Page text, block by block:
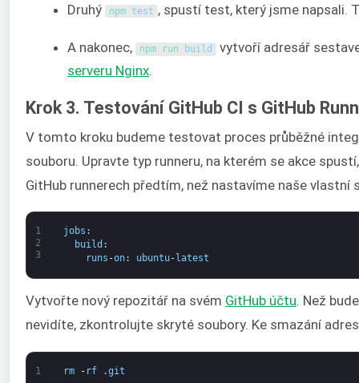
Druhý npm test , spustí test, který jsme napsali.
A nakonec, npm run build vytvoří adresář
serveru Nginx.
Krok 3. Testování GitHub CI s GitHub
V tomto kroku budeme testovat proces průběžné
souboru. Upravte typ runneru, na kterém se akce
GitHub runnerech předtím, než nastavíme naše vlastní
1
2
3
jobs :
build :
runs -on: ubuntu-latest
Vytvořte nový repozitář na svém GitHub účtu. Než
nevidíte, zkontrolujte skryté soubory. Ke smazání
1 rm - rf .git